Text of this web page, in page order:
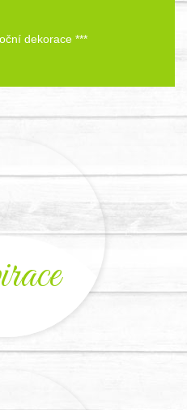
dekorace ***